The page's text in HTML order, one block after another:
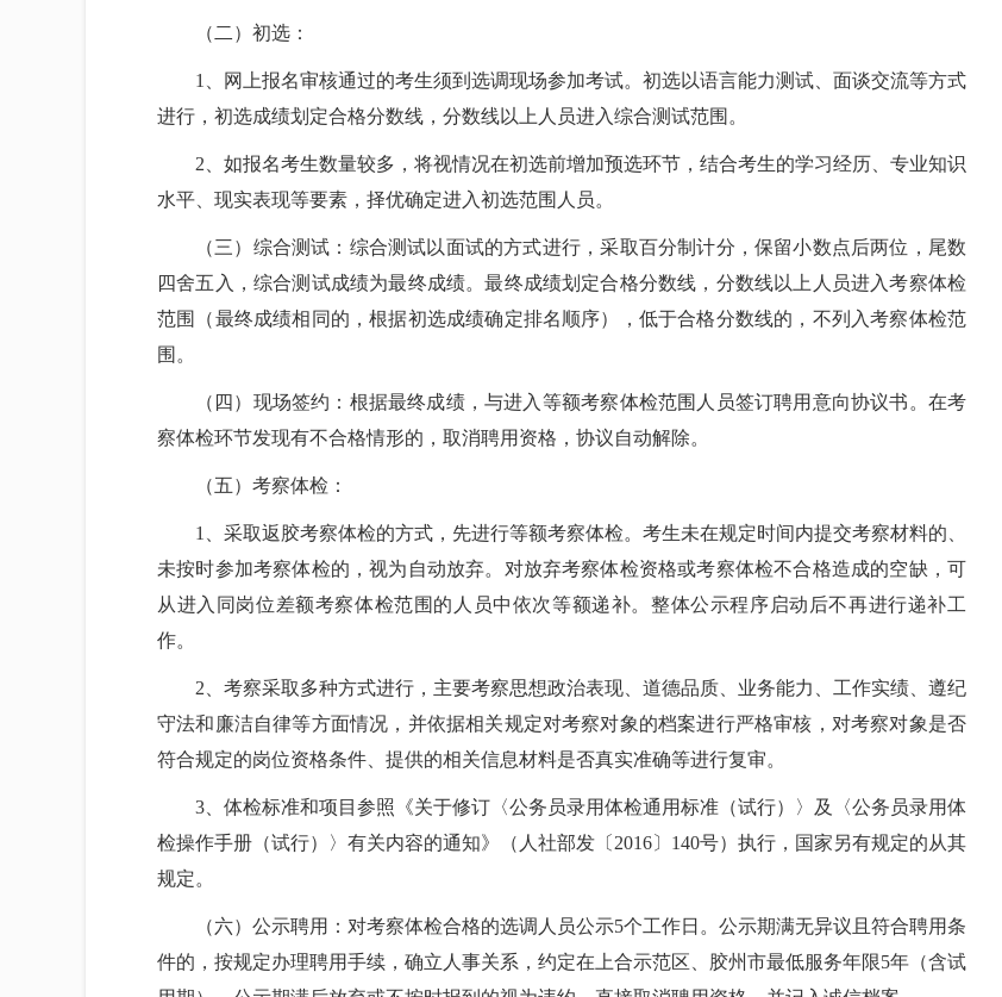
（二）初选：
1、网上报名审核通过的考生须到选调现场参加考试。初选以语言能力测试、面谈交流等方式
进行，初选成绩划定合格分数线，分数线以上人员进入综合测试范围。
2、如报名考生数量较多，将视情况在初选前增加预选环节，结合考生的学习经历、专业知识
水平、现实表现等要素，择优确定进入初选范围人员。
（三）综合测试：综合测试以面试的方式进行，采取百分制计分，保留小数点后两位，尾数
四舍五入，综合测试成绩为最终成绩。最终成绩划定合格分数线，分数线以上人员进入考察体检
范围（最终成绩相同的，根据初选成绩确定排名顺序），低于合格分数线的，不列入考察体检范
围。
（四）现场签约：根据最终成绩，与进入等额考察体检范围人员签订聘用意向协议书。在考
察体检环节发现有不合格情形的，取消聘用资格，协议自动解除。
（五）考察体检：
1、采取返胶考察体检的方式，先进行等额考察体检。考生未在规定时间内提交考察材料的、
未按时参加考察体检的，视为自动放弃。对放弃考察体检资格或考察体检不合格造成的空缺，可
从进入同岗位差额考察体检范围的人员中依次等额递补。整体公示程序启动后不再进行递补工
作。
2、考察采取多种方式进行，主要考察思想政治表现、道德品质、业务能力、工作实绩、遵纪
守法和廉洁自律等方面情况，并依据相关规定对考察对象的档案进行严格审核，对考察对象是否
符合规定的岗位资格条件、提供的相关信息材料是否真实准确等进行复审。
3、体检标准和项目参照《关于修订〈公务员录用体检通用标准（试行）〉及〈公务员录用体
检操作手册（试行）〉有关内容的通知》（人社部发〔2016〕140号）执行，国家另有规定的从其
规定。
（六）公示聘用：对考察体检合格的选调人员公示5个工作日。公示期满无异议且符合聘用条
件的，按规定办理聘用手续，确立人事关系，约定在上合示范区、胶州市最低服务年限5年（含试